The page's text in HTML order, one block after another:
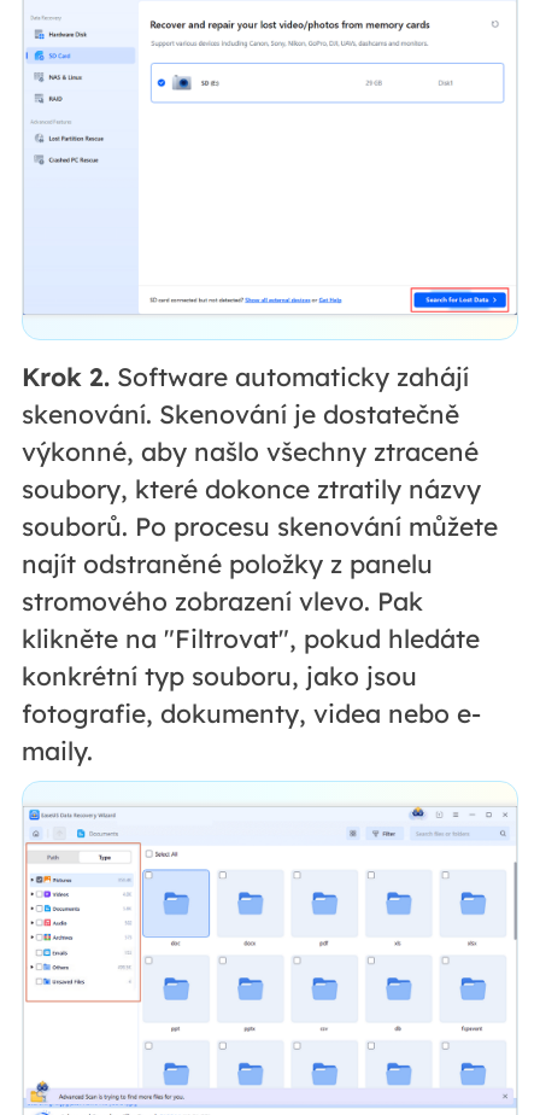
Krok 2.Software automaticky zahájí
skenování. Skenování je dostatečně
výkonné, aby našlo všechny ztracené
soubory, které dokonce ztratily názvy
souborů. Po procesu skenování můžete
najít odstraněné položky z panelu
stromového zobrazení vlevo. Pak
klikněte na "Filtrovat", pokud hledáte
konkrétní typ souboru, jako jsou
fotografie, dokumenty, videa nebo e-
maily.